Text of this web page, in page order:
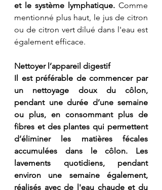
et le système lymphatique. Comme
mentionné plus haut, le jus de citron
ou de citron vert dilué dans l'eau est
également efficace.
Nettoyer l’appareil digestif
Il est préférable de commencer par
un nettoyage doux du côlon,
pendant une durée d’une semaine
ou plus, en consommant plus de
fibres et des plantes qui permettent
d’éliminer les matières fécales
accumulées dans le côlon. Les
lavements quotidiens, pendant
environ une semaine également,
réalisés avec de l'eau chaude et du